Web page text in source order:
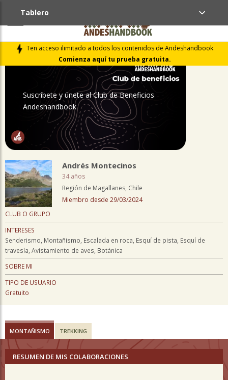
Ten acceso ilimitado a todos los contenidos de Andeshandbook.
Comienza aquí tu prueba gratuita.
Tablero
Suscríbete y únete al Club de Beneficios
Andeshandbook
Andrés Montecinos
34 años
Región de Magallanes, Chile
Miembro desde 29/03/2024
CLUB O GRUPO
INTERESES
Senderismo, Montañismo, Escalada en roca, Esquí de pista, Esquí de
travesía, Avistamiento de aves, Botánica
SOBRE MI
TIPO DE USUARIO
Gratuito
MONTAÑISMO TREKKING
RESUMEN DE MIS COLABORACIONES